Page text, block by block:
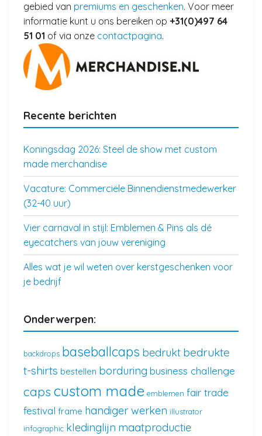
gebied van premiums en geschenken. Voor meer
informatie kunt u ons bereiken op +31(0)497 64
51 01 of via onze contactpagina.
Recente berichten
Koningsdag 2026: Steel de show met custom
made merchandise
Vacature: Commerciële Binnendienstmedewerker
(32-40 uur)
Vier carnaval in stijl: Emblemen & Pins als dé
eyecatchers van jouw vereniging
Alles wat je wil weten over kerstgeschenken voor
je bedrijf
Onderwerpen:
backdrops baseballcaps bedrukt bedrukte
t-shirts bestellen borduring business challenge
caps custom made emblemen fair trade
festival frame handiger werken illustrator
infographic kledinglijn maatproductie